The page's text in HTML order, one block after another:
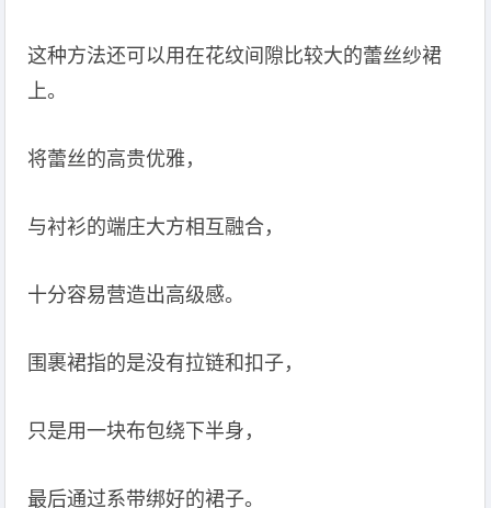
这种方法还可以用在花纹间隙比较大的蕾丝纱裙
上。
将蕾丝的高贵优雅，
与衬衫的端庄大方相互融合，
十分容易营造出高级感。
围裹裙指的是没有拉链和扣子，
只是用一块布包绕下半身，
最后通过系带绑好的裙子。